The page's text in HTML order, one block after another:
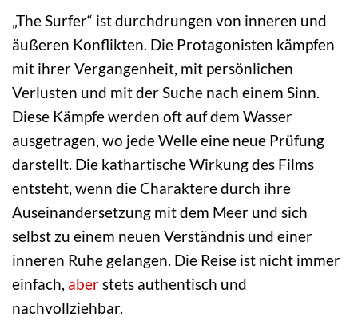
„The Surfer“ ist durchdrungen von inneren und
äußeren Konflikten. Die Protagonisten kämpfen
mit ihrer Vergangenheit, mit persönlichen
Verlusten und mit der Suche nach einem Sinn.
Diese Kämpfe werden oft auf dem Wasser
ausgetragen, wo jede Welle eine neue Prüfung
darstellt. Die kathartische Wirkung des Films
entsteht, wenn die Charaktere durch ihre
Auseinandersetzung mit dem Meer und sich
selbst zu einem neuen Verständnis und einer
inneren Ruhe gelangen. Die Reise ist nicht immer
einfach, aberstets authentisch und
nachvollziehbar.